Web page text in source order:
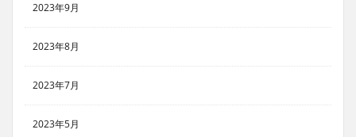
2023年9月
2023年8月
2023年7月
2023年5月